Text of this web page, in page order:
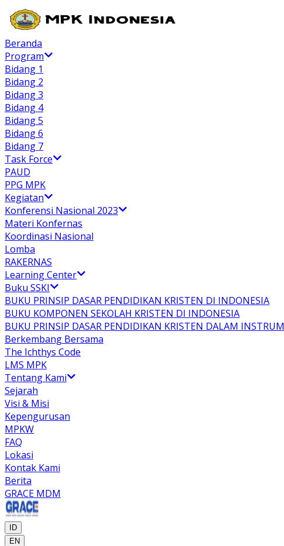
Beranda
Program
Bidang 1
Bidang 2
Bidang 3
Bidang 4
Bidang 5
Bidang 6
Bidang 7
Task Force
PAUD
PPG MPK
Kegiatan
Konferensi Nasional 2023
Materi Konfernas
Koordinasi Nasional
Lomba
RAKERNAS
Learning Center
Buku SSKI
BUKU PRINSIP DASAR PENDIDIKAN KRISTEN DI INDONESIA
BUKU KOMPONEN SEKOLAH KRISTEN DI INDONESIA
BUKU PRINSIP DASAR PENDIDIKAN KRISTEN DALAM
Berkembang Bersama
The Ichthys Code
LMS MPK
Tentang Kami
Sejarah
Visi & Misi
Kepengurusan
MPKW
FAQ
Lokasi
Kontak Kami
Berita
GRACE MDM
ID
EN